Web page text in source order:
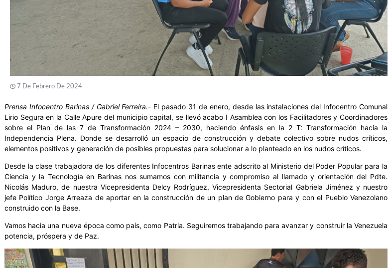
7 De Febrero De 2024
Prensa Infocentro Barinas / Gabriel Ferreira.- El pasado 31 de enero, desde las instalaciones del Infocentro Comunal
Lirio Segura en la Calle Apure del municipio capital, se llevó acabo I Asamblea con los Facilitadores y Coordinadores
sobre el Plan de las 7 de Transformación 2024 – 2030, haciendo énfasis en la 2 T: Transformación hacia la
Independencia Plena. Donde se desarrolló un espacio de construcción y debate colectivo sobre nudos críticos,
elementos positivos y generación de posibles propuestas para solucionar a lo planteado en los nudos críticos.
Desde la clase trabajadora de los diferentes Infocentros Barinas ente adscrito al Ministerio del Poder Popular para la
Ciencia y la Tecnología en Barinas nos sumamos con militancia y compromiso al llamado y orientación del Pdte.
Nicolás Maduro, de nuestra Vicepresidenta Delcy Rodríguez, Vicepresidenta Sectorial Gabriela Jiménez y nuestro
jefe Político Jorge Arreaza de aportar en la construcción de un plan de Gobierno para y con el Pueblo Venezolano
construido con la Base.
Vamos hacia una nueva época como país, como Patria. Seguiremos trabajando para avanzar y construir la Venezuela
potencia, próspera y de Paz.